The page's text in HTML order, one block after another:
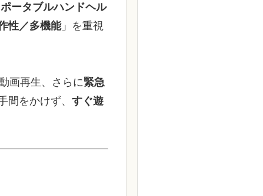
ータブルハンドヘル
性／多機能」を重視
画再生、さらに緊急
間をかけず、 すぐ遊